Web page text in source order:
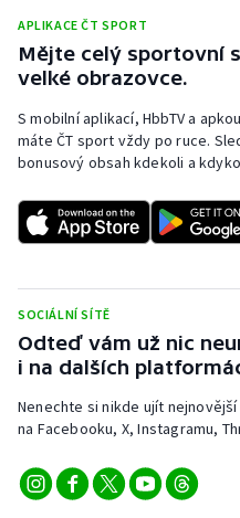
APLIKACE ČT SPORT
Mějte celý sportovní
velké obrazovce.
S mobilní aplikací, HbbTV a
máte ČT sport vždy po ruce.
bonusový obsah kdekoli a
SOCIÁLNÍ SÍTĚ
Odteď vám už nic
i na dalších
Nenechte si nikde ujít
na Facebooku, X, Instagramu,